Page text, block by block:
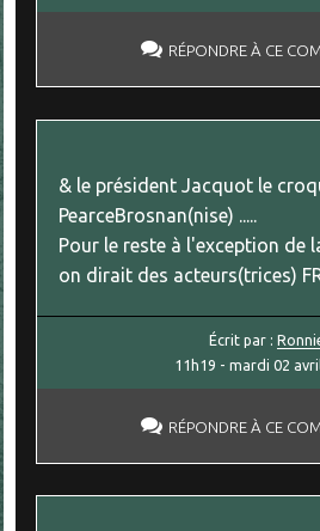
RÉPONDRE À CE
& le président Jacquot le
PearceBrosnan(nise) .....
Pour le reste à l'exception de
on dirait des acteurs(trices)
Écrit par :
11h19 -mardi 02
RÉPONDRE À CE